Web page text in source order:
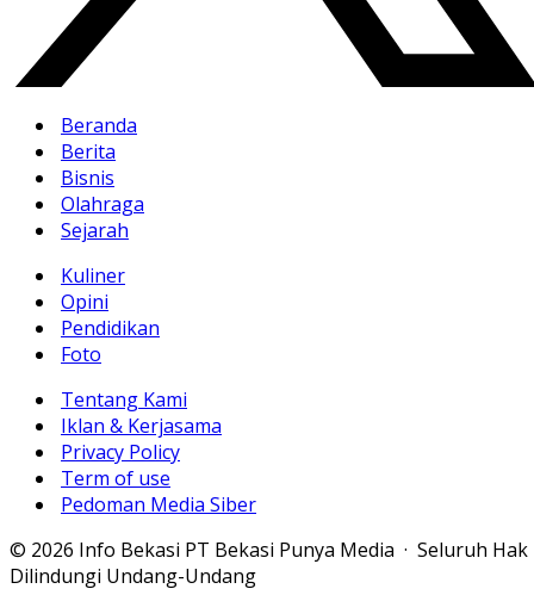
Beranda
Berita
Bisnis
Olahraga
Sejarah
Kuliner
Opini
Pendidikan
Foto
Tentang Kami
Iklan & Kerjasama
Privacy Policy
Term of use
Pedoman Media Siber
© 2026 Info Bekasi PT Bekasi Punya Media · Seluruh Hak
Dilindungi Undang-Undang